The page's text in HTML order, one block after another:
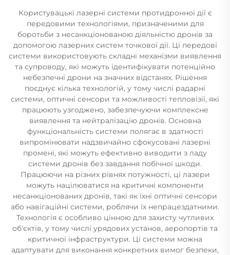
Користувацькі лазерні системи протидронної дії є
передовими технологіями, призначеними для
боротьби з несанкціонованою діяльністю дронів за
допомогою лазерних систем точкової дії. Ці передові
системи використовують складні механізми виявлення
та супроводу, які можуть ідентифікувати потенційно
небезпечні дрони на значних відстанях. Рішення
поєднує кілька технологій, у тому числі радарні
системи, оптичні сенсори та можливості тепловізії, які
працюють узгоджено, забезпечуючи комплексне
виявлення та нейтралізацію дронів. Основна
функціональність системи полягає в здатності
випромінювати надзвичайно сфокусовані лазерні
промені, які можуть ефективно виводити з ладу
системи дронів без завдання побічної шкоди.
Працюючи на різних рівнях потужності, ці лазери
можуть націлюватися на критичні компоненти
несанкціонованих дронів, такі як їхні оптичні сенсори
або навігаційні системи, роблячи їх непрацездатними.
Технологія є особливо цінною для захисту чутливих
об'єктів, у тому числі урядових установ, аеропортів та
критичної інфраструктури. Ці системи можна
адаптувати для виконання конкретних вимог безпеки,